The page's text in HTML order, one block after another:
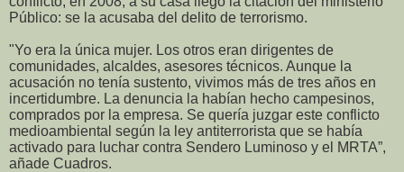
Público: se la acusaba del delito de terrorismo.
"Yo era la única mujer. Los otros eran dirigentes de
comunidades, alcaldes, asesores técnicos. Aunque la
acusación no tenía sustento, vivimos más de tres años en
incertidumbre. La denuncia la habían hecho campesinos,
comprados por la empresa. Se quería juzgar este conflicto
medioambiental según la ley antiterrorista que se había
activado para luchar contra Sendero Luminoso y el MRTA”,
añade Cuadros.